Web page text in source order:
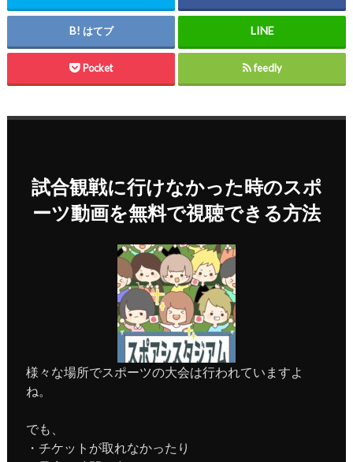
はてブ
Pocket feedly
試合観戦に行けなかった時のスポ
ーツ動画を無料で視聴できる方法
様々な場所でスポーツの大会は行われていますよ
ね。
でも、
・チケットが取れなかったり